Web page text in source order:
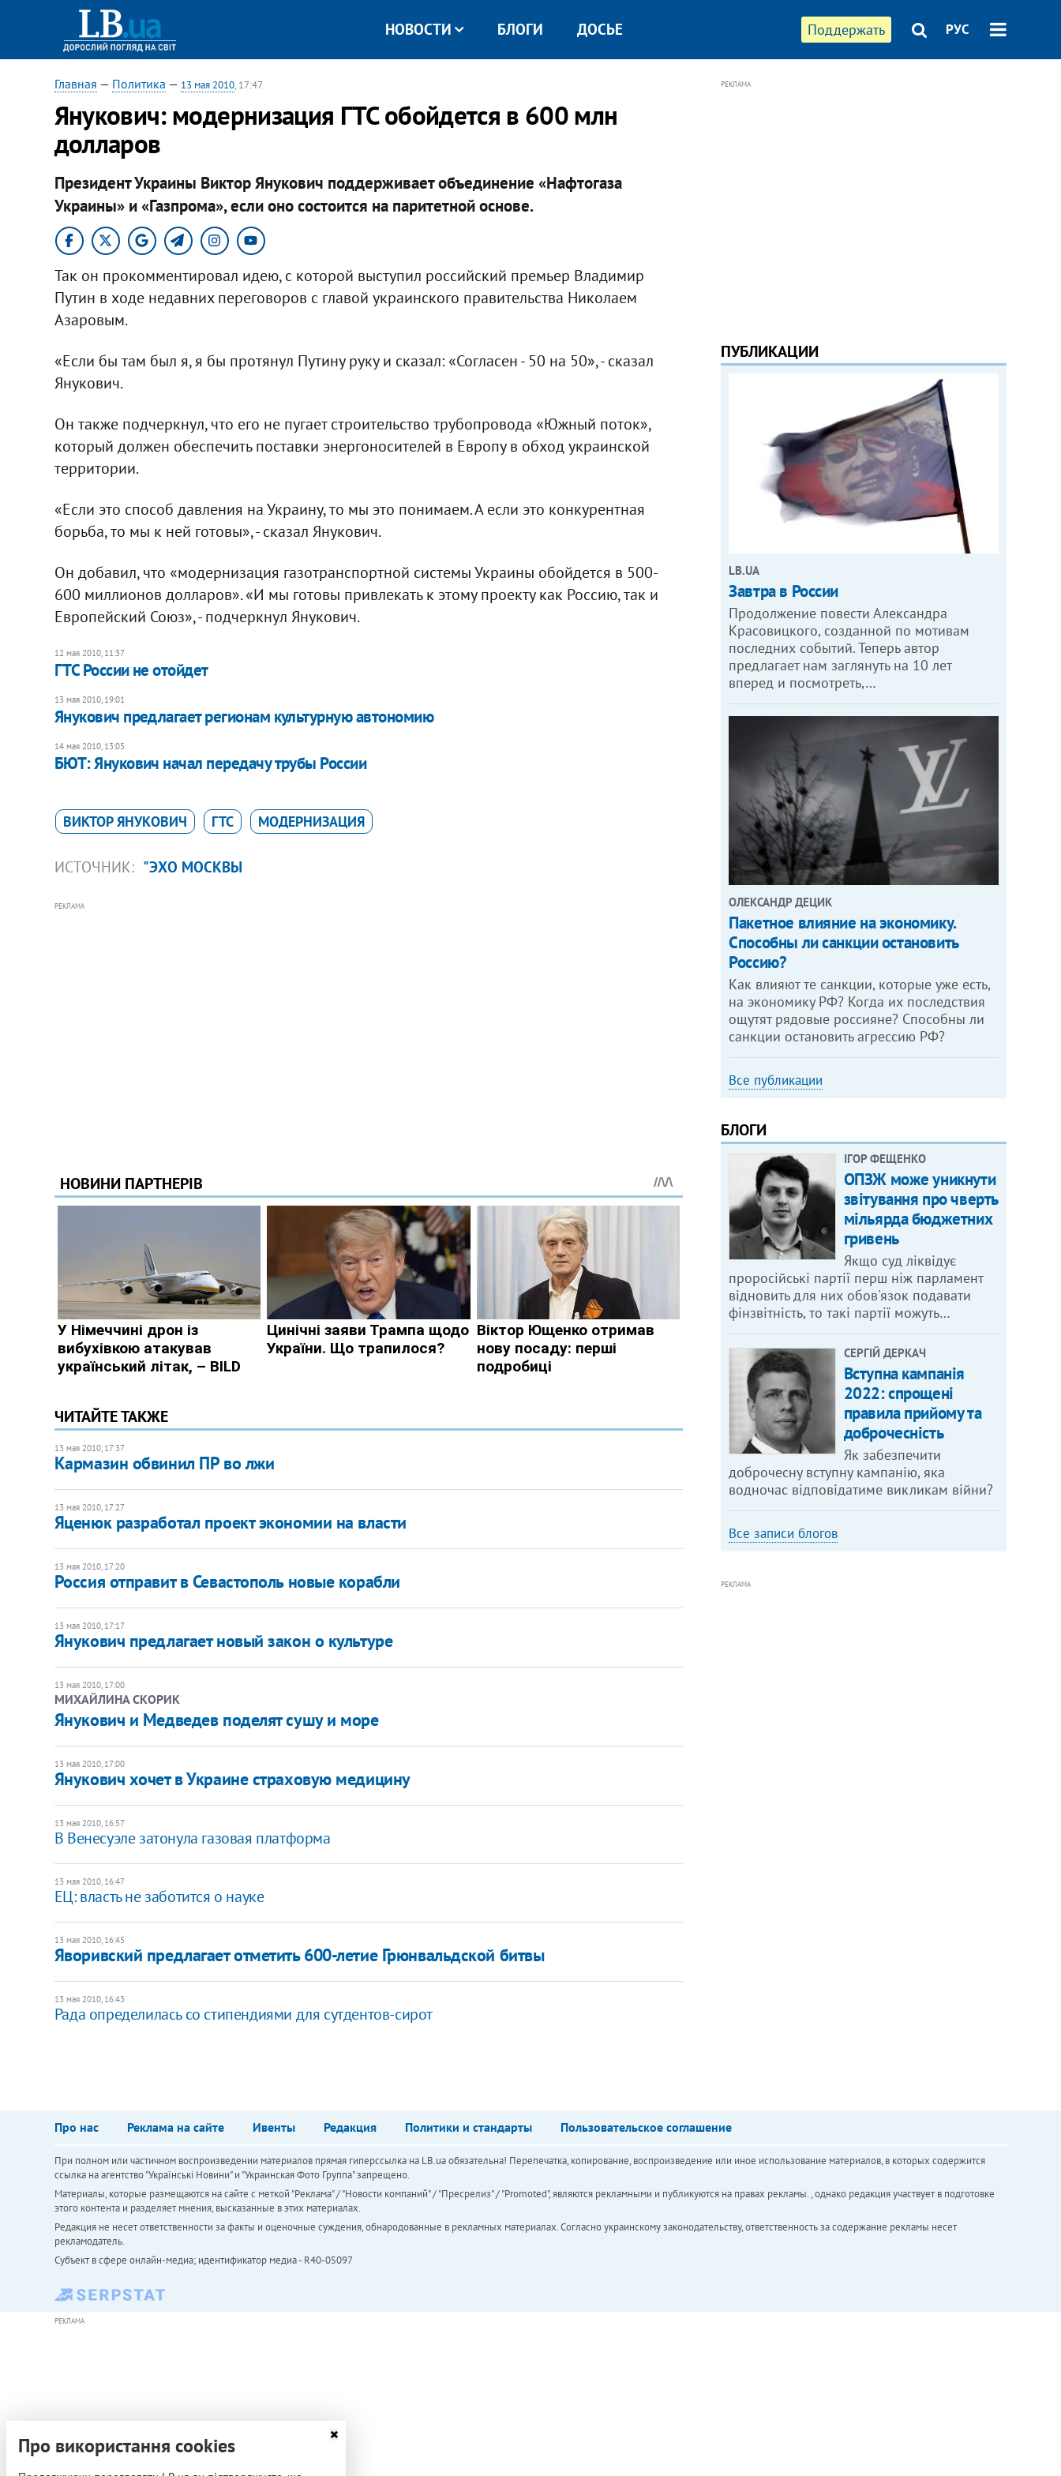
Поддержать РУС
НОВОСТИ БЛОГИ ДОСЬЕ
Главная — Политика — 13 мая 2010, 17:47
Янукович: модернизация ГТС обойдется в 600 млн
долларов
Президент Украины Виктор Янукович поддерживает объединение «Нафтогаза
Украины» и «Газпрома», если оно состоится на паритетной основе.
Так он прокомментировал идею, с которой выступил российский премьер Владимир
Путин в ходе недавних переговоров с главой украинского правительства Николаем
Азаровым.
«Если бы там был я, я бы протянул Путину руку и сказал: «Согласен - 50 на 50», - сказал
Янукович.
Он также подчеркнул, что его не пугает строительство трубопровода «Южный поток»,
который должен обеспечить поставки энергоносителей в Европу в обход украинской
территории.
«Если это способ давления на Украину, то мы это понимаем. А если это конкурентная
борьба, то мы к ней готовы», - сказал Янукович.
Он добавил, что «модернизация газотранспортной системы Украины обойдется в 500-
600 миллионов долларов». «И мы готовы привлекать к этому проекту как Россию, так и
Европейский Союз», - подчеркнул Янукович.
12 мая 2010, 11:37
ГТС России не отойдет
13 мая 2010, 19:01
Янукович предлагает регионам культурную автономию
14 мая 2010, 13:05
БЮТ: Янукович начал передачу трубы России
ВИКТОР ЯНУКОВИЧ ГТС МОДЕРНИЗАЦИЯ
ИСТОЧНИК: "ЭХО МОСКВЫ
РЕКЛАМА
ЧИТАЙТЕ ТАКЖЕ
13 мая 2010, 17:37
Кармазин обвинил ПР во лжи
13 мая 2010, 17:27
Яценюк разработал проект экономии на власти
13 мая 2010, 17:20
Россия отправит в Севастополь новые корабли
13 мая 2010, 17:17
Янукович предлагает новый закон о культуре
13 мая 2010, 17:00
МИХАЙЛИНА СКОРИК
Янукович и Медведев поделят сушу и море
13 мая 2010, 17:00
Янукович хочет в Украине страховую медицину
13 мая 2010, 16:57
В Венесуэле затонула газовая платформа
13 мая 2010, 16:47
ЕЦ: власть не заботится о науке
13 мая 2010, 16:45
Яворивский предлагает отметить 600-летие Грюнвальдской битвы
13 мая 2010, 16:43
Рада определилась со стипендиями для сутдентов-сирот
РЕКЛАМА
ПУБЛИКАЦИИ
LB.UA
Завтра в России
Продолжение повести Александра
Красовицкого, созданной по мотивам
последних событий. Теперь автор
предлагает нам заглянуть на 10 лет
вперед и посмотреть,…
ОЛЕКСАНДР ДЕЦИК
Пакетное влияние на экономику.
Способны ли санкции остановить
Россию?
Как влияют те санкции, которые уже есть,
на экономику РФ? Когда их последствия
ощутят рядовые россияне? Способны ли
санкции остановить агрессию РФ?
Все публикации
БЛОГИ
ІГОР ФЕЩЕНКО
ОПЗЖ може уникнути
звітування про чверть
мільярда бюджетних
гривень
Якщо суд ліквідує
проросійські партії перш ніж парламент
відновить для них обов'язок подавати
фінзвітність, то такі партії можуть…
СЕРГІЙ ДЕРКАЧ
Вступна кампанія
2022: спрощені
правила прийому та
доброчесність
Як забезпечити
доброчесну вступну кампанію, яка
водночас відповідатиме викликам війни?
Все записи блогов
РЕКЛАМА
Про нас Реклама на сайте Ивенты Редакция Политики и стандарты Пользовательское соглашение
При полном или частичном воспроизведении материалов прямая гиперссылка на LB.ua обязательна! Перепечатка, копирование, воспроизведение или иное использование материалов, в которых содержится
ссылка на агентство "Українськi Новини" и "Украинская Фото Группа" запрещено.
Материалы, которые размещаются на сайте с меткой "Реклама" / "Новости компаний" / "Пресрелиз" / "Promoted", являются рекламными и публикуются на правах рекламы. , однако редакция участвует в подготовке
этого контента и разделяет мнения, высказанные в этих материалах.
Редакция не несет ответственности за факты и оценочные суждения, обнародованные в рекламных материалах. Согласно украинскому законодательству, ответственность за содержание рекламы несет
рекламодатель.
Субъект в сфере онлайн-медиа; идентификатор медиа - R40-05097
РЕКЛАМА
Про використання cookies